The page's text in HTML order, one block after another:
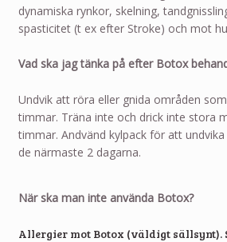
dynamiska rynkor, skelning,
spasticitet (t ex efter Stroke) och mot
Vad ska jag tänka på efter Botox
Undvik att röra eller gnida områden
timmar. Träna inte och drick inte stora
timmar. Andvänd kylpack för att
de närmaste 2 dagarna.
När ska man inte använda Botox?
Allergier mot Botox (väldigt sällsynt).